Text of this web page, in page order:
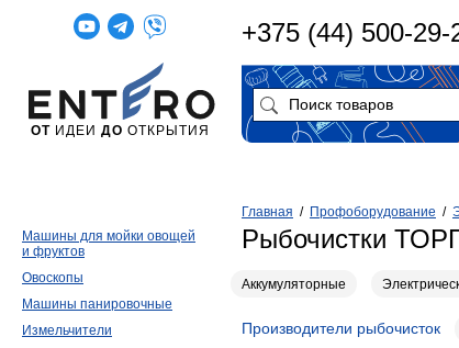
Главная / Профоборудование /
Рыбочистки
Аккумуляторные
Производители рыбочисток
Машины для мойки овощей
и фруктов
Овоскопы
Машины панировочные
Измельчители
ОТ ИДЕИ ДО ОТКРЫТИЯ
+375 (44) 500-29-